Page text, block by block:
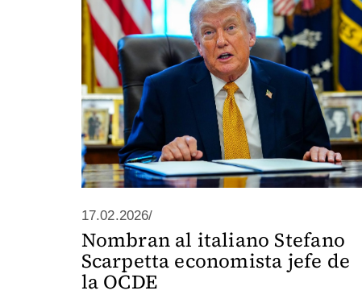
17.02.2026/
Nombran al italiano Stefano
Scarpetta economista jefe de
la OCDE